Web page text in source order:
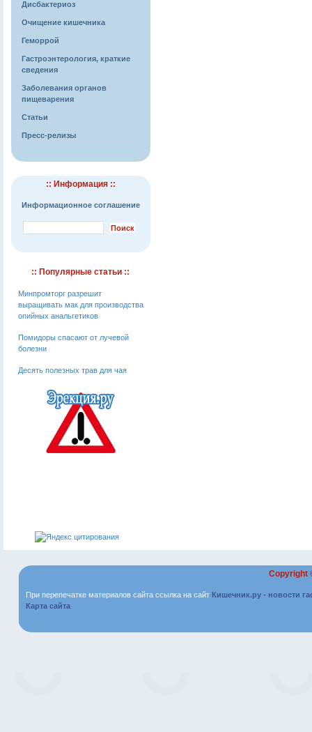
Дисбактериоз
Очищение кишечника
Геморрой
Гастроэнтерология, краткие
сведения
Заболевания органов
пищеварения
Статьи
Пресс-релизы
:: Информация ::
Информационное соглашение
:: Популярные статьи ::
Минпромторг разрешит
выращивать мак для производства
опийных анальгетиков
Помидоры спасают от лучевой
болезни
Десять полезных трав для чая
Copyright
При перепечатке материалов сайта ссылка на сайт Кишечник.ру - новости
Карта сайта